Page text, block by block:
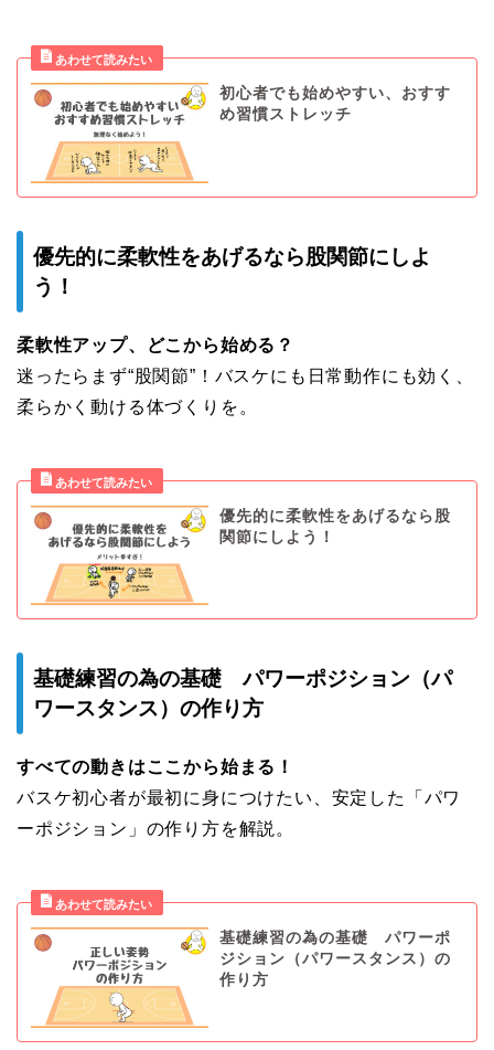
初心者でも始めやすい、おすす
め習慣ストレッチ
優先的に柔軟性をあげるなら股関節にしよ
う！
柔軟性アップ、どこから始める？
迷ったらまず“股関節”！バスケにも日常動作にも効く、
柔らかく動ける体づくりを。
優先的に柔軟性をあげるなら股
関節にしよう！
基礎練習の為の基礎 パワーポジション（パ
ワースタンス）の作り方
すべての動きはここから始まる！
バスケ初心者が最初に身につけたい、安定した「パワ
ーポジション」の作り方を解説。
基礎練習の為の基礎 パワーポ
ジション（パワースタンス）の
作り方